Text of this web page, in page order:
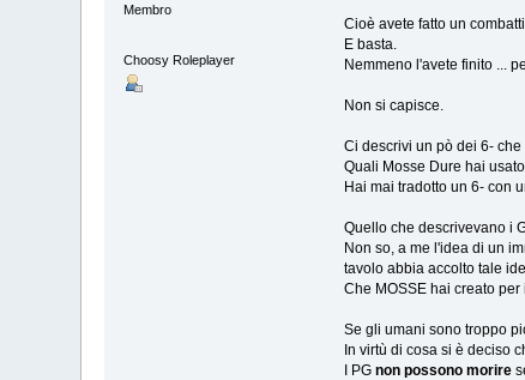
Membro
Choosy Roleplayer
Cioè avete fatto un
E basta.
Nemmeno l'avete finito ...
Non si capisce.
Ci descrivi un pò dei 6-
Quali Mosse Dure hai
Hai mai tradotto un 6- con
Quello che descrivevano i
Non so, a me l'idea di un
tavolo abbia accolto tale
Che MOSSE hai creato
Se gli umani sono troppo
In virtù di cosa si è deciso
I PG non possono morire